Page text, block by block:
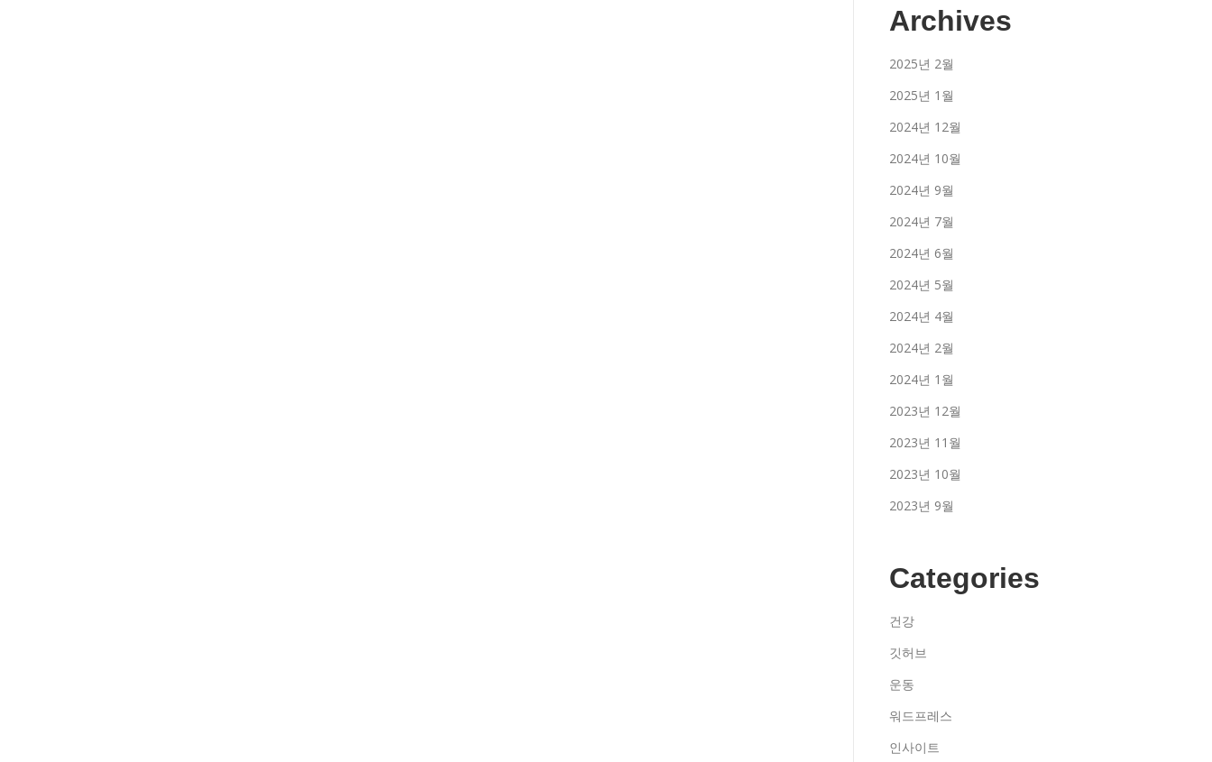
Archives
2025년 2월
2025년 1월
2024년 12월
2024년 10월
2024년 9월
2024년 7월
2024년 6월
2024년 5월
2024년 4월
2024년 2월
2024년 1월
2023년 12월
2023년 11월
2023년 10월
2023년 9월
Categories
건강
깃허브
운동
워드프레스
인사이트